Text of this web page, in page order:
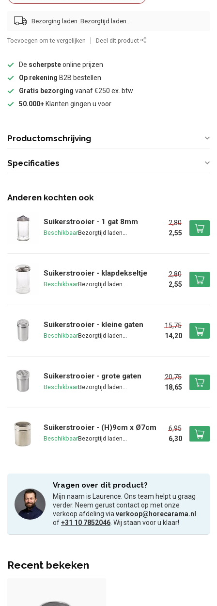
Bezorging laden..
Toevoegen om te vergelijken Deel dit product
De scherpsteonline prijzen
Op rekening B2B bestellen
Gratis bezorging vanaf €250 ex. btw
50.000+ Klanten gingen u voor
Productomschrijving
Specificaties
Anderen kochten ook
Suikerstrooier - 1 gat 8mm
Beschikbaar
2,80
2,55
Suikerstrooier - klapdekseltje
Beschikbaar
2,80
2,55
Suikerstrooier - kleine gaten
Beschikbaar
15,75
14,20
Suikerstrooier - grote gaten
Beschikbaar
20,75
18,65
Suikerstrooier - (H)9cm x Ø7cm
Beschikbaar
6,95
6,30
Vragen over dit product?
Mijn naam is Laurence. Ons team helpt u graag
verder. Neem gerust contact op met onze
verkoop afdeling viaverkoop@horecarama.nl
of+31 10 7852046. Wij staan voor u klaar!
Recent bekeken